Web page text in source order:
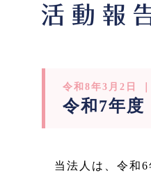
令和8年3月2日
令和7年
当法人は、令和6